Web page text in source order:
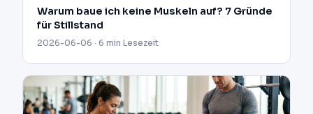
Warum baue ich keine Muskeln auf? 7 Gründe
für Stillstand
2026-06-06 · 6 min Lesezeit